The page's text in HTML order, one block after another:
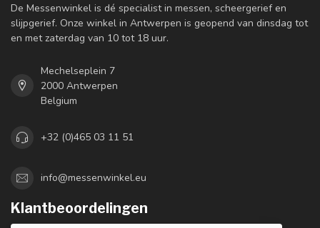
De Messenwinkel is dé specialist in messen, scheergerief en
slijpgerief. Onze winkel in Antwerpen is geopend van dinsdag tot
en met zaterdag van 10 tot 18 uur.
Mechelseplein 7
2000 Antwerpen
Belgium
+32 (0)465 03 11 51
info@messenwinkel.eu
Klantbeoordelingen